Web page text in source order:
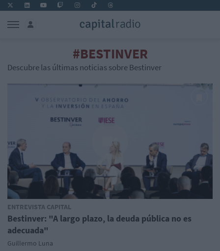
#BESTINVER
Descubre las últimas noticias sobre Bestinver
ENTREVISTA CAPITAL
Bestinver: "A largo plazo, la deuda pública no es
adecuada"
Guillermo Luna